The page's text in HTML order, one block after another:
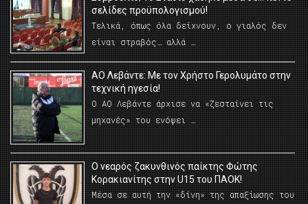
σελίδες προϋπολογισμού!
Τελικά, όπως όλα δείχνουν, ο γιαλός δεν
είναι στραβός… αλλά …
ΑΟ Λεβάντε: Με τον Χρήστο Γερολυμάτο στην
τεχνική ηγεσία!
Ο ΑΟ Λεβάντε άρχισε να «ζεσταίνει τις
μηχανές» του ενόψει …
O νεαρός ζακυνθινός παίκτης Φώτης
Κορακιανίτης στην U15 του ΠΑΟΚ!
Μέσα σε αυτή την «δίνη» της απαξίωσης του